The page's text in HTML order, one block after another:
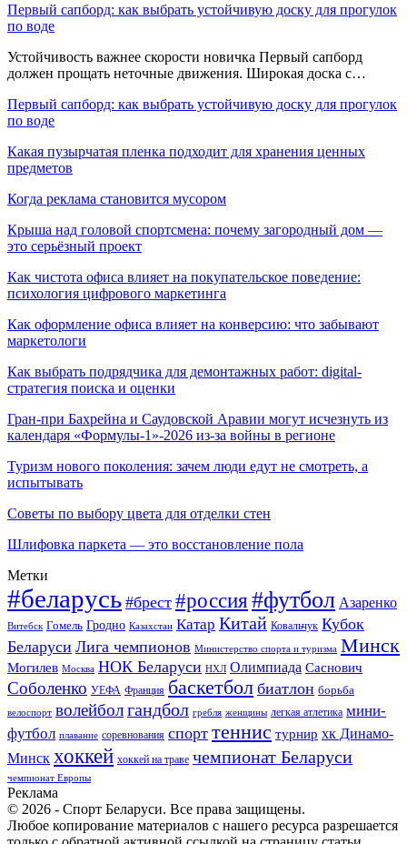
Первый сапборд: как выбрать устойчивую доску для прогулок
по воде
Устойчивость важнее скорости новичка Первый сапборд
должен прощать неточные движения. Широкая доска с…
Первый сапборд: как выбрать устойчивую доску для прогулок
по воде
Какая пузырчатая пленка подходит для хранения ценных
предметов
Когда реклама становится мусором
Крыша над головой спортсмена: почему загородный дом —
это серьёзный проект
Как чистота офиса влияет на покупательское поведение:
психология цифрового маркетинга
Как оформление офиса влияет на конверсию: что забывают
маркетологи
Как выбрать подрядчика для демонтажных работ: digital-
стратегия поиска и оценки
Гран-при Бахрейна и Саудовской Аравии могут исчезнуть из
календаря «Формулы-1»-2026 из-за войны в регионе
Туризм нового поколения: зачем люди едут не смотреть, а
испытывать
Советы по выбору цвета для отделки стен
Шлифовка паркета — это восстановление пола
Метки
#беларусь #брест #россия#футбол Азаренко
Витебск Гомель Гродно Казахстан Катар Китай Ковальчук Кубок
Беларуси Лига чемпионов Министерство спорта и туризма Минск
Могилев Москва НОК Беларуси НХЛ Олимпиада Саснович
Соболенко УЕФА Франция баскетбол биатлон борьба
велоспорт волейболгандбол гребля женщины легкая атлетика мини-
футбол плавание соревнования спорт теннис турнир хк Динамо-
Минск хоккей хоккей на траве чемпионат Беларуси
чемпионат Европы
Реклама
© 2026 - Спорт Беларуси. Все права защищены.
Любое копирование материалов с нашего ресурса разрешается